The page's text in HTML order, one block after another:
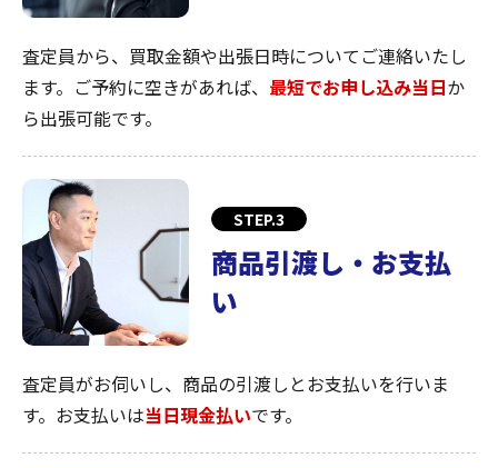
査定員から、買取金額や出張日時についてご連絡いたし
ます。ご予約に空きがあれば、 最短でお申し込み当日か
ら出張可能です。
STEP.3
商品引渡し・お支払
い
査定員がお伺いし、商品の引渡しとお支払いを行いま
す。お支払いは当日現金払いです。